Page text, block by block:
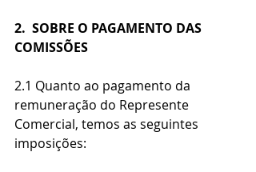
2.  SOBRE O PAGAMENTO DAS
COMISSÕES
2.1 Quanto ao pagamento da
remuneração do Represente
Comercial, temos as seguintes
imposições: